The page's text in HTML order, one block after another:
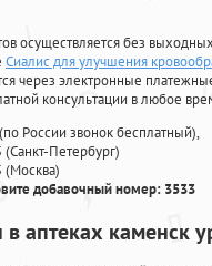
осуществляется без
Сиалис для улучшения
через электронные
консультации в любое
(по России звонок бесплатный),
(Санкт-Петербург)
(Москва)
добавочный номер: 3533
аптеках каменск